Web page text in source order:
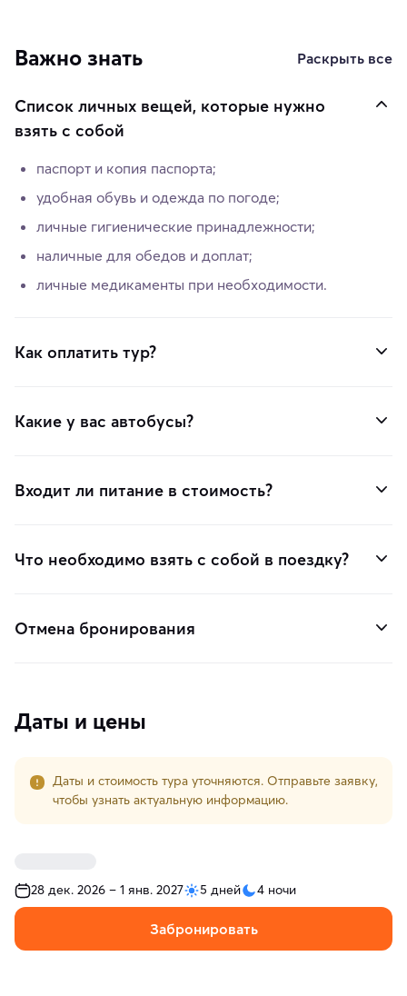
Важно знать Раскрыть все
Список личных вещей, которые нужно
взять с собой
паспорт и копия паспорта;
удобная обувь и одежда по погоде;
личные гигиенические принадлежности;
наличные для обедов и доплат;
личные медикаменты при необходимости.
Как оплатить тур?
Какие у вас автобусы?
Входит ли питание в стоимость?
Что необходимо взять с собой в поездку?
Отмена бронирования
Даты и цены
Даты и стоимость тура уточняются. Отправьте заявку,
чтобы узнать актуальную информацию.
28 дек. 2026 – 1 янв. 2027 5 дней 4 ночи
Забронировать